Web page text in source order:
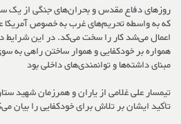
روزهای دفاع مقدس و بحران‌های جنگی از یک
که به واسطه تحریم‌های غرب به خصوص آمریکا
اعمال می‌شد کار را سخت می‌کد. در این شرایط
همواره بر خودکفایی و هموار ساختن راهی به
مبنای داشته‌ها و توانمندی‌های داخلی بود
تیمسار علی غلامی از یاران و همرزمان شهید
تأکید ایشان بر تلاش برای خودکفایی را بیان